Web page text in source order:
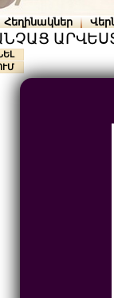
Հեղինակներ